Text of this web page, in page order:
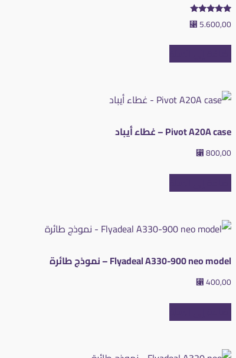
تم التقييم
5.00
⃁5.600,00
Pivot A20A case – غطاء أيباد
⃁800,00
Flyadeal A330-900 neo model – نموذج طائرة
⃁400,00